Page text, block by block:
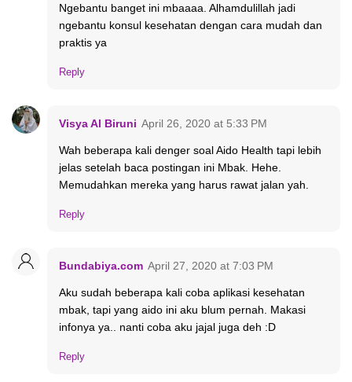
Ngebantu banget ini mbaaaa. Alhamdulillah jadi
ngebantu konsul kesehatan dengan cara mudah dan
praktis ya
Reply
Visya Al Biruni April 26, 2020 at 5:33 PM
Wah beberapa kali denger soal Aido Health tapi lebih
jelas setelah baca postingan ini Mbak. Hehe.
Memudahkan mereka yang harus rawat jalan yah.
Reply
Bundabiya.com April 27, 2020 at 7:03 PM
Aku sudah beberapa kali coba aplikasi kesehatan
mbak, tapi yang aido ini aku blum pernah. Makasi
infonya ya.. nanti coba aku jajal juga deh :D
Reply